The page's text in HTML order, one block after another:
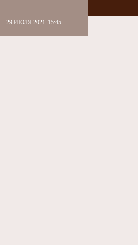
29 ИЮЛЯ 2021, 15:45